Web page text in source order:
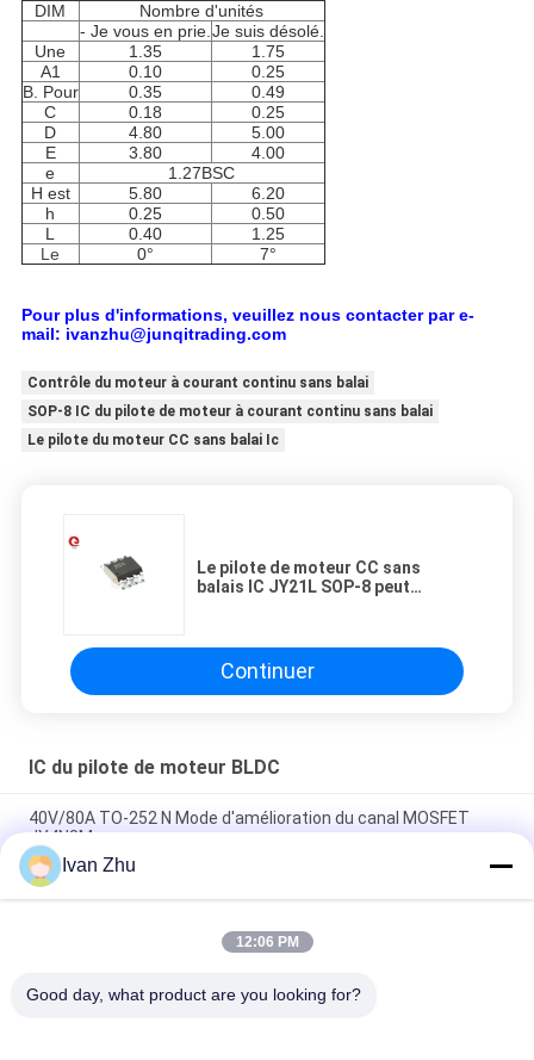
DIM
Nombre d'unités
- Je vous en prie. Je suis désolé.
Une
1.35
1.75
A1
0.10
0.25
B. Pour
0.35
0.49
C
0.18
0.25
D
4.80
5.00
E
3.80
4.00
e
1.27BSC
H est
5.80
6.20
h
0.25
0.50
L
0.40
1.25
Le
0° 7°
Pour plus d'informations, veuillez nous contacter par e-
mail: ivanzhu@junqitrading.com
Contrôle du moteur à courant continu sans balai
SOP-8 IC du pilote de moteur à courant continu sans balai
Le pilote du moteur CC sans balai Ic
Le pilote de moteur CC sans
balais IC JY21L SOP-8 peut
moyenne puissance
Continuer
IC du pilote de moteur BLDC
40V/80A TO-252 N Mode d'amélioration du canal MOSFET
JY4N8M
Mode d'amélioration du canal P Puissance MOSFET JY4P7M
pour charge de courant élevé
JY13M Lecteur de moteur à courant continu sans balai
Ivan Zhu
12:06 PM
Good day, what product are you looking for?